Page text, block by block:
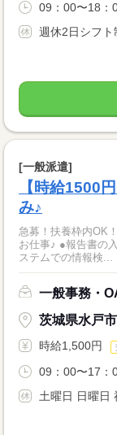
09：00〜18：
週休2日シフト
[一般派遣]
【時給1500
み♪
急募！扶養枠内OK
お仕事♪ ●報告書の
ステムでの情報検...
一般事務・
茨城県水戸
時給1,500円
09：00〜17：
土曜日 日曜日